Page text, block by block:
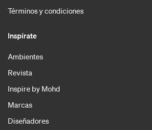
Términos y condiciones
Inspírate
Ambientes
Revista
Inspire by Mohd
Marcas
Diseñadores